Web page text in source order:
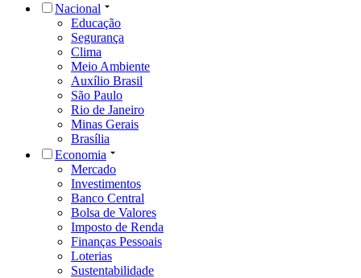
Nacional
Educação
Segurança
Clima
Meio Ambiente
Auxílio Brasil
São Paulo
Rio de Janeiro
Minas Gerais
Brasília
Economia
Mercado
Investimentos
Banco Central
Bolsa de Valores
Imposto de Renda
Finanças Pessoais
Loterias
Sustentabilidade